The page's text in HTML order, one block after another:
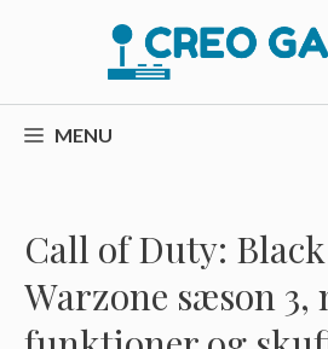
MENU
Call of Duty:
Warzone sæson 3,